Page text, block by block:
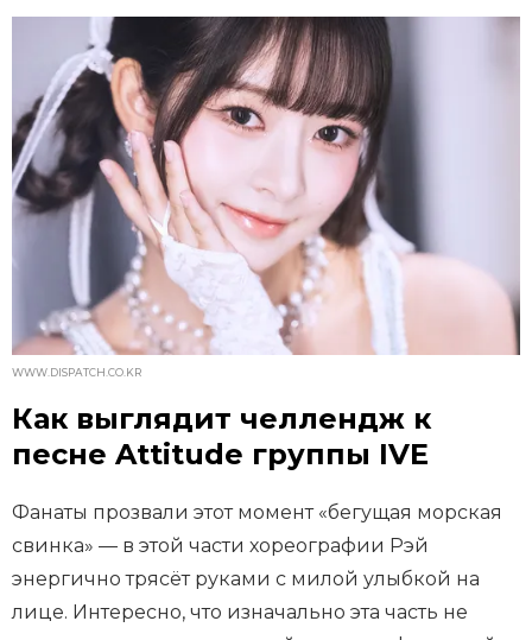
WWW.DISPATCH.CO.KR
Как выглядит челлендж к
песне Attitude группы IVE
Фанаты прозвали этот момент «бегущая морская
свинка» — в этой части хореографии Рэй
энергично трясёт руками с милой улыбкой на
лице. Интересно, что изначально эта часть не